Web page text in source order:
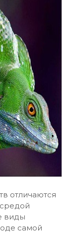
отличаются
виды
самой